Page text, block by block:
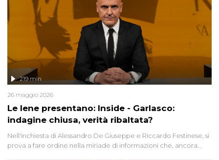
Le Iene presentano: Inside - Garlasco:
indagine chiusa, verità ribaltata?
219 min
26 maggio 2026
Nell'inchiesta di Alessandro De Giuseppe e Riccardo Festinese, si
prova a fare ordine nella miriade di informazioni che, ancora